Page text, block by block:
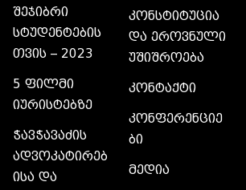
შეჯიბრი
სტუდენტების
თვის – 2023
5 ფილმი
იურისტებზე
ჭავჭავაძის
ადვოკატირებ
ისა და
კონსტიტუცია
და ეროვნული
უშიშროება
კონტაქტი
კონფერენციე
ბი
მედია